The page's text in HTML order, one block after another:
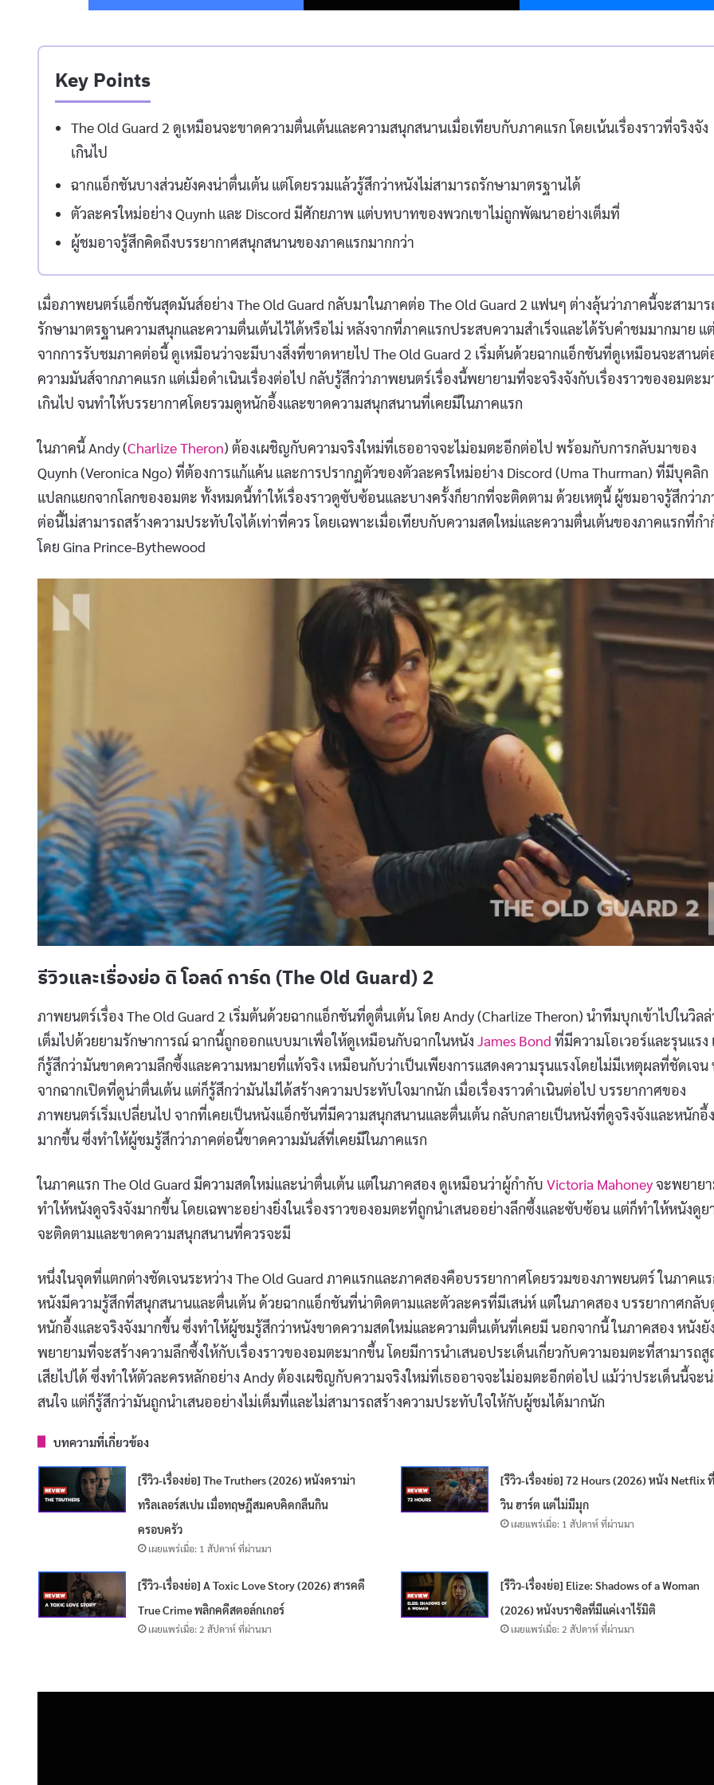
Key Points
The Old Guard 2 ดูเหมือนจะขาดความตื่นเต้นและความสนุกสนานเมื่อเทียบกับภาคแรก โดยเน้นเรื่องราวที่จริงจัง
เกินไป
ฉากแอ็กชันบางส่วนยังคงน่าตื่นเต้น แต่โดยรวมแล้วรู้สึกว่าหนังไม่สามารถรักษามาตรฐานได้
ตัวละครใหม่อย่าง Quynh และ Discord มีศักยภาพ แต่บทบาทของพวกเขาไม่ถูกพัฒนาอย่างเต็มที่
ผู้ชมอาจรู้สึกคิดถึงบรรยากาศสนุกสนานของภาคแรกมากกว่า
เมื่อภาพยนตร์แอ็กชันสุดมันส์อย่าง The Old Guard กลับมาในภาคต่อ The Old Guard 2 แฟนๆ ต่างลุ้นว่าภาคนี้จะสามา
รักษามาตรฐานความสนุกและความตื่นเต้นไว้ได้หรือไม่ หลังจากที่ภาคแรกประสบความสำเร็จและได้รับคำชมมากมาย แต่
จากการรับชมภาคต่อนี้ ดูเหมือนว่าจะมีบางสิ่งที่ขาดหายไป The Old Guard 2 เริ่มต้นด้วยฉากแอ็กชันที่ดูเหมือนจะสานต่
ความมันส์จากภาคแรก แต่เมื่อดำเนินเรื่องต่อไป กลับรู้สึกว่าภาพยนตร์เรื่องนี้พยายามที่จะจริงจังกับเรื่องราวของอมตะม
เกินไป จนทำให้บรรยากาศโดยรวมดูหนักอึ้งและขาดความสนุกสนานที่เคยมีในภาคแรก
ในภาคนี้ Andy (Charlize Theron) ต้องเผชิญกับความจริงใหม่ที่เธออาจจะไม่อมตะอีกต่อไป พร้อมกับการกลับมาของ
Quynh (Veronica Ngo) ที่ต้องการแก้แค้น และการปรากฏตัวของตัวละครใหม่อย่าง Discord (Uma Thurman) ที่มีบุคลิก
แปลกแยกจากโลกของอมตะ ทั้งหมดนี้ทำให้เรื่องราวดูซับซ้อนและบางครั้งก็ยากที่จะติดตาม ด้วยเหตุนี้ ผู้ชมอาจรู้สึกว่าภ
ต่อนี้ไม่สามารถสร้างความประทับใจได้เท่าที่ควร โดยเฉพาะเมื่อเทียบกับความสดใหม่และความตื่นเต้นของภาคแรกที่ก
โดย Gina Prince-Bythewood
รีวิวและเรื่องย่อ ดิ โอลด์ การ์ด (The Old Guard) 2
ภาพยนตร์เรื่อง The Old Guard 2 เริ่มต้นด้วยฉากแอ็กชันที่ดูตื่นเต้น โดย Andy (Charlize Theron) นำทีมบุกเข้าไปในวิล
เต็มไปด้วยยามรักษาการณ์ ฉากนี้ถูกออกแบบมาเพื่อให้ดูเหมือนกับฉากในหนัง James Bond ที่มีความโอเวอร์และรุนแรง
ก็รู้สึกว่ามันขาดความลึกซึ้งและความหมายที่แท้จริง เหมือนกับว่าเป็นเพียงการแสดงความรุนแรงโดยไม่มีเหตุผลที่ชัดเจน
จากฉากเปิดที่ดูน่าตื่นเต้น แต่ก็รู้สึกว่ามันไม่ได้สร้างความประทับใจมากนัก เมื่อเรื่องราวดำเนินต่อไป บรรยากาศของ
ภาพยนตร์เริ่มเปลี่ยนไป จากที่เคยเป็นหนังแอ็กชันที่มีความสนุกสนานและตื่นเต้น กลับกลายเป็นหนังที่ดูจริงจังและหนักอึ้ง
มากขึ้น ซึ่งทำให้ผู้ชมรู้สึกว่าภาคต่อนี้ขาดความมันส์ที่เคยมีในภาคแรก
ในภาคแรก The Old Guard มีความสดใหม่และน่าตื่นเต้น แต่ในภาคสอง ดูเหมือนว่าผู้กำกับ Victoria Mahoneyจะพยาย
ทำให้หนังดูจริงจังมากขึ้น โดยเฉพาะอย่างยิ่งในเรื่องราวของอมตะที่ถูกนำเสนออย่างลึกซึ้งและซับซ้อน แต่ก็ทำให้หนังดูย
จะติดตามและขาดความสนุกสนานที่ควรจะมี
หนึ่งในจุดที่แตกต่างชัดเจนระหว่าง The Old Guard ภาคแรกและภาคสองคือบรรยากาศโดยรวมของภาพยนตร์ ในภาคแ
หนังมีความรู้สึกที่สนุกสนานและตื่นเต้น ด้วยฉากแอ็กชันที่น่าติดตามและตัวละครที่มีเสน่ห์ แต่ในภาคสอง บรรยากาศกลับ
หนักอึ้งและจริงจังมากขึ้น ซึ่งทำให้ผู้ชมรู้สึกว่าหนังขาดความสดใหม่และความตื่นเต้นที่เคยมี นอกจากนี้ ในภาคสอง หนังยัง
พยายามที่จะสร้างความลึกซึ้งให้กับเรื่องราวของอมตะมากขึ้น โดยมีการนำเสนอประเด็นเกี่ยวกับความอมตะที่สามารถ
เสียไปได้ ซึ่งทำให้ตัวละครหลักอย่าง Andy ต้องเผชิญกับความจริงใหม่ที่เธออาจจะไม่อมตะอีกต่อไป แม้ว่าประเด็นนี้จะ
สนใจ แต่ก็รู้สึกว่ามันถูกนำเสนออย่างไม่เต็มที่และไม่สามารถสร้างความประทับใจให้กับผู้ชมได้มากนัก
บทความที่เกี่ยวข้อง
[รีวิว-เรื่องย่อ] The Truthers (2026) หนังดราม่า
ทริลเลอร์สเปน เมื่อทฤษฎีสมคบคิดกลืนกิน
ครอบครัว
เผยแพร่เมื่อ: 1 สัปดาห์ ที่ผ่านมา
[รีวิว-เรื่องย่อ] 72 Hours (2026) หนัง Netflix
วิน ฮาร์ต แต่ไม่มีมุก
เผยแพร่เมื่อ: 1 สัปดาห์ ที่ผ่านมา
[รีวิว-เรื่องย่อ] A Toxic Love Story (2026) สารคดี
True Crime พลิกคดีสตอล์กเกอร์
เผยแพร่เมื่อ: 2 สัปดาห์ ที่ผ่านมา
[รีวิว-เรื่องย่อ] Elize: Shadows of a Woman
(2026) หนังบราซิลที่มีแค่เงาไร้มิติ
เผยแพร่เมื่อ: 2 สัปดาห์ ที่ผ่านมา